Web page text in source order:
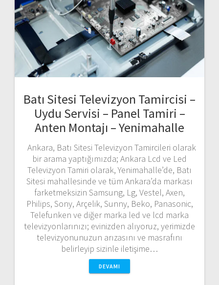
Batı Sitesi Televizyon Tamircisi –
Uydu Servisi – Panel Tamiri –
Anten Montajı – Yenimahalle
Ankara, Batı Sitesi Televizyon Tamircileri olarak
bir arama yaptığımızda; Ankara Lcd ve Led
Televizyon Tamiri olarak, Yenimahalle’de, Batı
Sitesi mahallesinde ve tüm Ankara’da markası
farketmeksizin Samsung, Lg, Vestel, Axen,
Philips, Sony, Arçelik, Sunny, Beko, Panasonic,
Telefunken ve diğer marka led ve lcd marka
televizyonlarınızı; evinizden alıyoruz, yerimizde
televizyonunuzun arızasını ve masrafını
belirleyip sizinle iletişime…
DEVAMI